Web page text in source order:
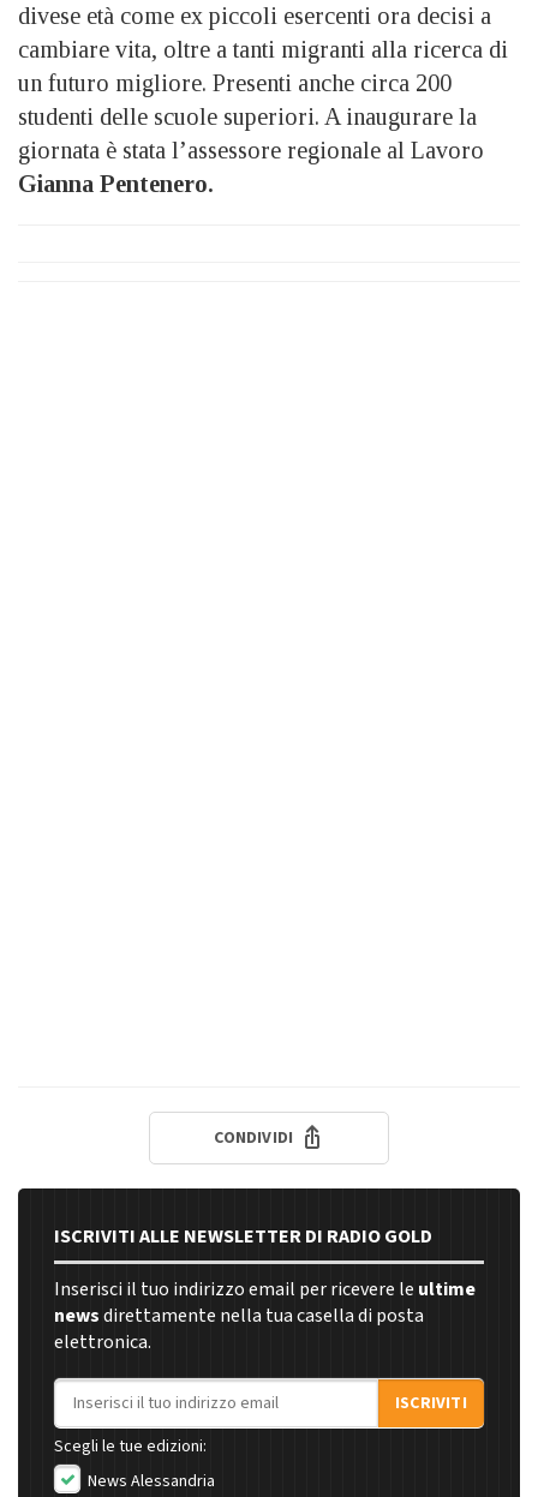
divese età come ex piccoli esercenti ora decisi a
cambiare vita, oltre a tanti migranti alla ricerca di
un futuro migliore. Presenti anche circa 200
studenti delle scuole superiori. A inaugurare la
giornata è stata l’assessore regionale al Lavoro
Gianna Pentenero.
CONDIVIDI
ISCRIVITI ALLE NEWSLETTER DI RADIO GOLD
Inserisci il tuo indirizzo email per ricevere le ultime
newsdirettamente nella tua casella di posta
elettronica.
Indirizzo email
ISCRIVITI
Scegli le tue edizioni:
News Alessandria